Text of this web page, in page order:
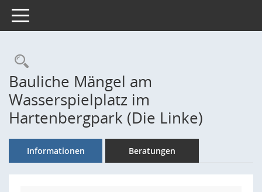
Toggle navigation
Rechercheauswahl
Bauliche Mängel am
Wasserspielplatz im
Hartenbergpark (Die Linke)
Informationen Beratungen